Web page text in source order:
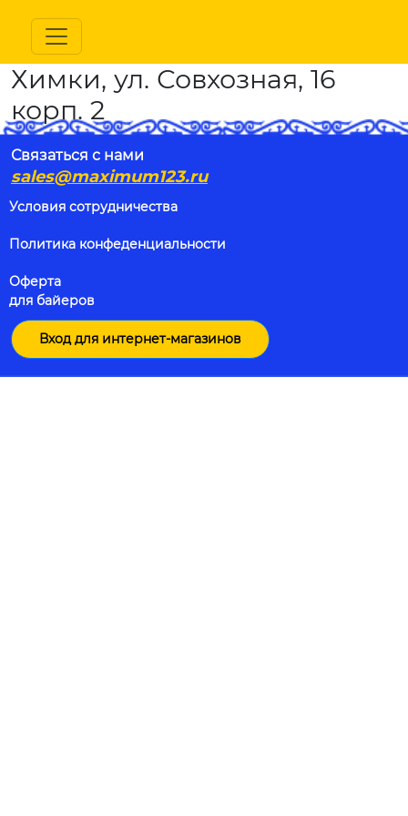
Химки, ул. Совхозная, 16
корп. 2
Связаться с нами
sales@maximum123.ru
Условия сотрудничества
Политика конфеденциальности
Оферта
для байеров
Вход для интернет-магазинов